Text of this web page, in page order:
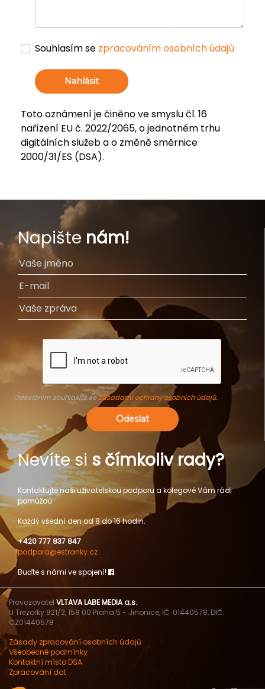
Souhlasím se zpracováním osobních údajů
Nahlásit
Toto oznámení je činěno ve smyslu čl. 16
nařízení EU č. 2022/2065, o jednotném trhu
digitálních služeb a o změně směrnice
2000/31/ES (DSA).
Napište nám!
Odesláním souhlasíte seZásadami ochrany osobních údajů.
Odeslat
Nevíte si s čímkoliv rady?
Kontaktujte naši uživatelskou podporu a kolegové Vám rádi
pomůžou.
Každý všední den od 8 do 16 hodin.
+420 777 837 847
podpora@estranky.cz
Buďte s námi ve spojení!
Provozovatel VLTAVA LABE MEDIA a.s.
U Trezorky 921/2, 158 00 Praha 5 - Jinonice, IČ: 01440578, DIČ:
CZ01440578
Zásady zpracování osobních údajů
Všeobecné podmínky
Kontaktní místo DSA
Zpracování dat